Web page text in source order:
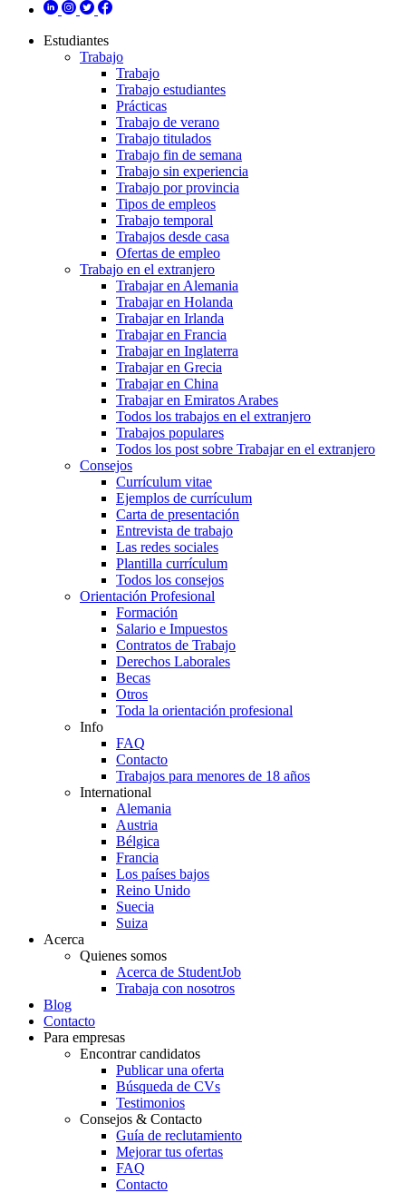
Estudiantes
Trabajo
Trabajo
Trabajo estudiantes
Prácticas
Trabajo de verano
Trabajo titulados
Trabajo fin de semana
Trabajo sin experiencia
Trabajo por provincia
Tipos de empleos
Trabajo temporal
Trabajos desde casa
Ofertas de empleo
Trabajo en el extranjero
Trabajar en Alemania
Trabajar en Holanda
Trabajar en Irlanda
Trabajar en Francia
Trabajar en Inglaterra
Trabajar en Grecia
Trabajar en China
Trabajar en Emiratos Arabes
Todos los trabajos en el extranjero
Trabajos populares
Todos los post sobre Trabajar en el extranjero
Consejos
Currículum vitae
Ejemplos de currículum
Carta de presentación
Entrevista de trabajo
Las redes sociales
Plantilla currículum
Todos los consejos
Orientación Profesional
Formación
Salario e Impuestos
Contratos de Trabajo
Derechos Laborales
Becas
Otros
Toda la orientación profesional
Info
FAQ
Contacto
Trabajos para menores de 18 años
International
Alemania
Austria
Bélgica
Francia
Los países bajos
Reino Unido
Suecia
Suiza
Acerca
Quienes somos
Acerca de StudentJob
Trabaja con nosotros
Blog
Contacto
Para empresas
Encontrar candidatos
Publicar una oferta
Búsqueda de CVs
Testimonios
Consejos & Contacto
Guía de reclutamiento
Mejorar tus ofertas
FAQ
Contacto